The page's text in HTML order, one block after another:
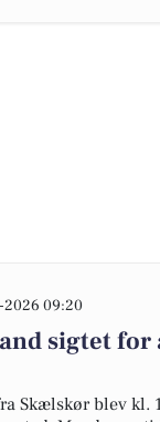
09:20
sigtet
Skælskør blev